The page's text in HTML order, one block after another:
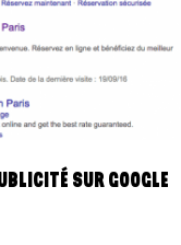
SUR GOOGLE